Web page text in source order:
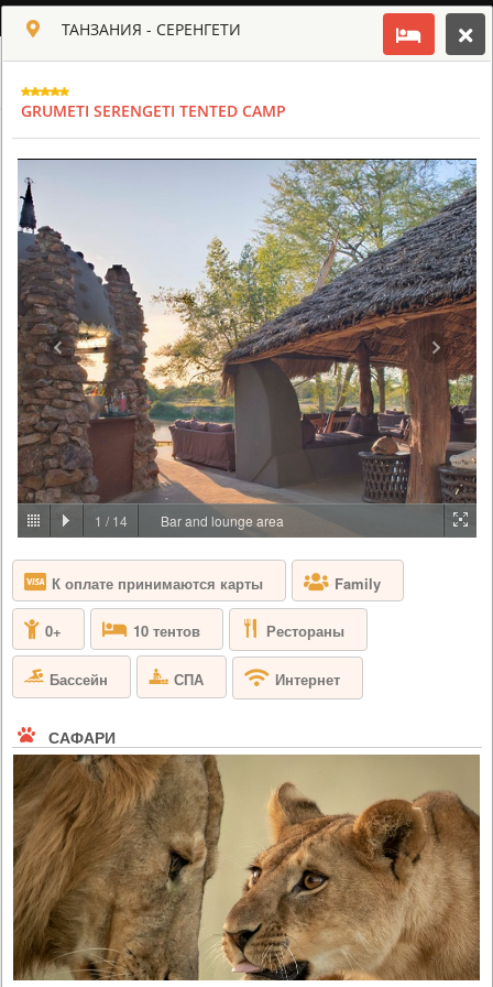
РУССКИЙ
ТАНЗАНИЯ - СЕРЕНГЕТИ
FOUR SEASONS SAFARI LODGE SERENGETI
PRICE BY REQUEST
ТАНЗАНИЯ - СЕРЕНГЕТИ
Four Seasons Safari Lodge Serengeti расположен в сердце одного из
самых знаменитых заповедников дикой природы, где обитает
большая пятерка – лев, леопард, буйвол, слон и носорог. Лодж
расположен на нескольких возвышенных платформах, рядом с
водопоем для животных, где вы можете наблюдать, как семья
слонов останавливается для утреннего водопоя. Номера
представлены в современном африканском стиле,...
ТАНЗАНИЯ - СЕРЕНГЕТИ
GRUMETI SERENGETI TENTED CAMP
1 /14 Bar and lounge area
К оплате принимаются карты Family
0+ 10 тентов Рестораны
Бассейн СПА Интернет
САФАРИ